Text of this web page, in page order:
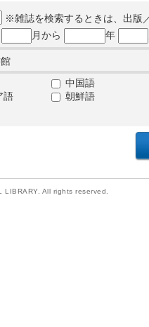
※雑誌を検索するときは、出版
月から 年
中国語
語
朝鮮語
All rights reserved.